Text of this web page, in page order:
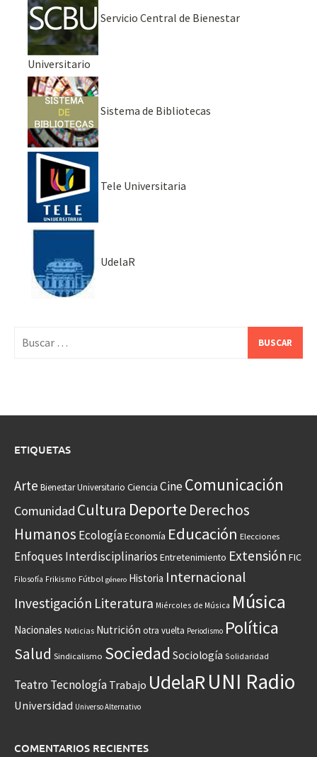
Servicio Central de Bienestar
Universitario
Sistema de Bibliotecas
Tele Universitaria
UdelaR
ETIQUETAS
Arte Bienestar Universitario Ciencia CineComunicación
Comunidad Cultura Deporte Derechos
Humanos EcologíaEconomía Educación Elecciones
Enfoques Interdisciplinarios Entretenimiento Extensión FIC
Filosofía Frikismo Fútbol género Historia Internacional
Investigación Literatura Miércoles de Música Música
Nacionales Noticias Nutrición otra vuelta Periodismo Política
Salud Sindicalismo Sociedad Sociología Solidaridad
Teatro Tecnología Trabajo UdelaR UNI Radio
Universidad Universo Alternativo
COMENTARIOS RECIENTES